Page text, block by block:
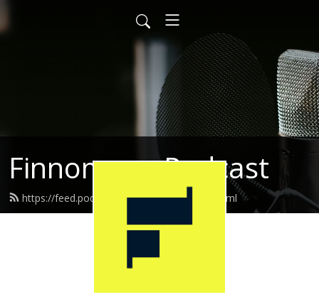
Finnomena Podcast
https://feed.podbean.com/finnomena/feed.xml